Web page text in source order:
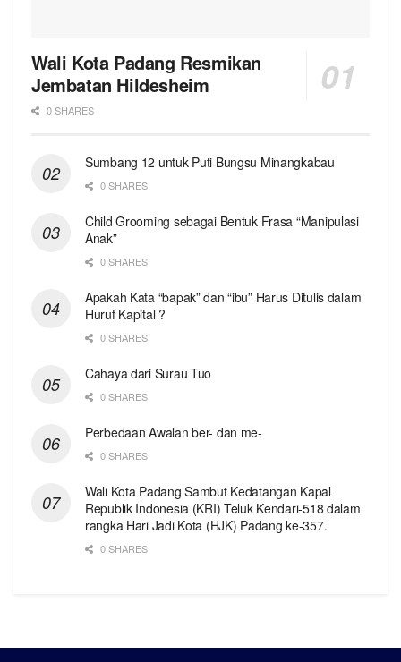
Wali Kota Padang Resmikan
Jembatan Hildesheim
0 SHARES
Sumbang 12 untuk Puti Bungsu Minangkabau
0 SHARES
Child Grooming sebagai Bentuk Frasa “Manipulasi
Anak”
0 SHARES
Apakah Kata “bapak” dan “ibu” Harus Ditulis dalam
Huruf Kapital ?
0 SHARES
Cahaya dari Surau Tuo
0 SHARES
Perbedaan Awalan ber- dan me-
0 SHARES
Wali Kota Padang Sambut Kedatangan Kapal
Republik Indonesia (KRI) Teluk Kendari-518 dalam
rangka Hari Jadi Kota (HJK) Padang ke-357.
0 SHARES